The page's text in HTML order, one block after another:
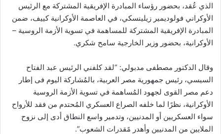
الذي عُقد، بحضور رؤساء المبادرة الإفريقية المشتركة مع الرئيس
الأوكراني فولوديمير زيلينسكي، في العاصمة الأوكرانية كييف، ضمن
المبادرة الإفريقية المشتركة للمساهمة في تسوية الأزمة الروسية –
الأوكرانية، بحضور وزير الخارجية سامح شكري.
وقال الدكتور مصطفى مدبولي: “لقد كلفني الرئيس عبد الفتاح
السيسي، رئيس جمهورية مصر العربية، بالمُشاركة اليوم فى إطار
دعم مصر القوى لجهود المُساهمة في تسوية الأزمة الروسية
الأوكرانية، نظرًا لما خلفه الصراع العسكري المُحتدم من فقد للأرواح
سواء العسكريين أو المدنيين، وتدمير واسع النطاق أدى إلى نزوح
الملايين من المدنيين وأهدر مًقدرات الشعوب”.